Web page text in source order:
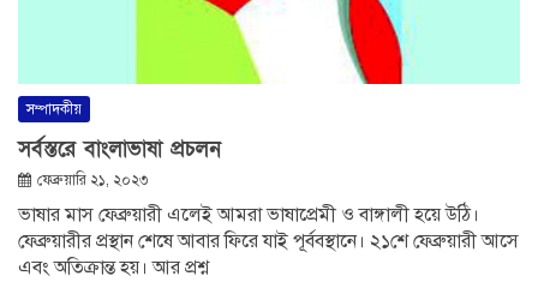
সম্পাদকীয়
সর্বস্তরে বাংলাভাষা প্রচলন
ফেব্রুয়ারি ২১, ২০২৩
ভাষার মাস ফেব্রুয়ারী এলেই আমরা ভাষাপ্রেমী ও বাঙ্গালী হয়ে উঠি।
ফেব্রুয়ারীর প্রস্থান শেষে আবার ফিরে যাই পূর্ববস্থানে। ২১শে ফেব্রুয়ারী আসে
এবং অতিক্রান্ত হয়। আর প্রশ্ন